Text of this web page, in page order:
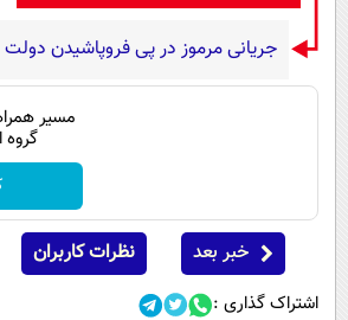
جریانی مرموز در پی فروپاشیدن
مسیر
گروه
خبر بعد نظرات کاربران
اشتراک گذاری :